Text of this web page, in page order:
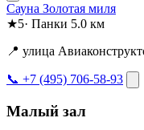
Сауна Золотая миля
★5· Панки 5.0 км
📍 улица
📞 +7 (495) 706-58-93
Малый зал